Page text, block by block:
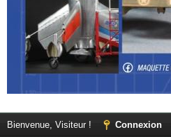
Bienvenue, Visiteur ! Connexion